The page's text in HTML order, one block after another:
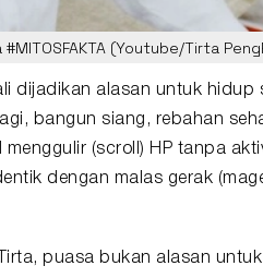
(Youtube/Tirta
dijadikan alasan untuk hidup
bangun siang, rebahan
(scroll) HP tanpa
dengan malas gerak (
puasa bukan alasan